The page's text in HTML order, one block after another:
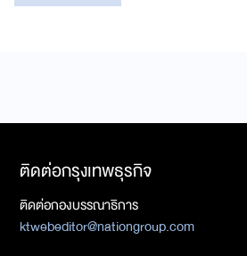
ติดต่อกรุงเทพธุรกิจ
ติดต่อกองบรรณาธิการ
ktwebeditor@nationgroup.com